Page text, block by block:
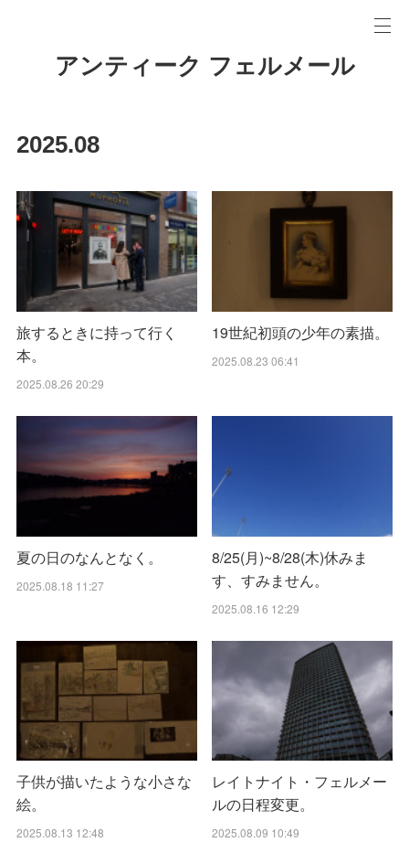
アンティーク フェルメール
2025.08
旅するときに持って行く
本。
2025.08.26 20:29
19世紀初頭の少年の素描。
2025.08.23 06:41
夏の日のなんとなく。
2025.08.18 11:27
8/25(月)~8/28(木)休みま
す、すみません。
2025.08.16 12:29
子供が描いたような小さな
絵。
2025.08.13 12:48
レイトナイト・フェルメー
ルの日程変更。
2025.08.09 10:49